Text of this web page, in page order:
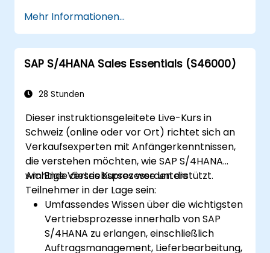
durchzuführen.
Mit Kostenstellen, Gewinnzentren und
internen Aufträgen zu arbeiten.
Die integrierten finanziellen
verstehen.
abzuschliessen, einschliesslich
Periodenabschluss, Berichterstellung und
Analysen in SAP S/4HANA.
Mehr Informationen...
SAP S/4HANA Sales Essentials (S46000)
28 Stunden
Dieser instruktionsgeleitete Live-Kurs in
Schweiz (online oder vor Ort) richtet sich an
Verkaufsexperten mit Anfängerkenntnissen,
die verstehen möchten, wie SAP S/4HANA
wichtige Vertriebsprozesse unterstützt.
Am Ende dieses Kurses werden die
Teilnehmer in der Lage sein:
Umfassendes Wissen über die wichtigsten
Vertriebsprozesse innerhalb von SAP
S/4HANA zu erlangen, einschließlich
Auftragsmanagement, Lieferbearbeitung,